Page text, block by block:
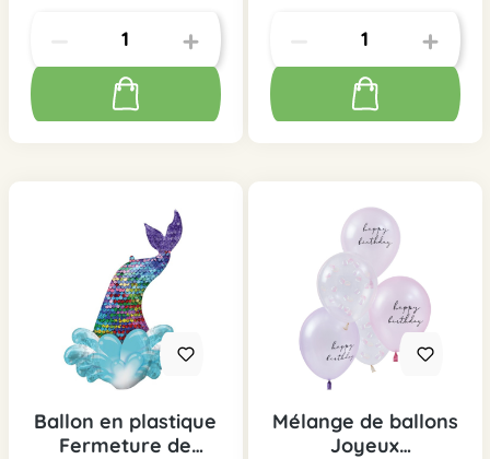
Ballon en plastique
Fermeture de
Mélange de ballons
Joyeux